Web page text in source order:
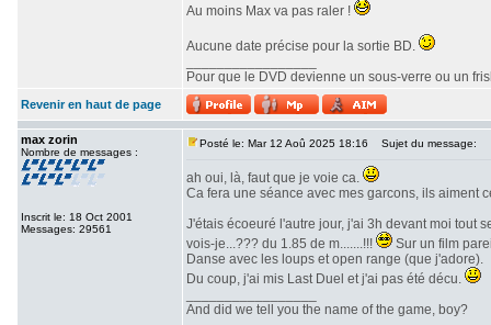
Au moins Max va pas raler !
Aucune date précise pour la sortie BD.
Pour que le DVD devienne un sous-verre ou un
Revenir en haut de page
max zorin
Nombre de messages :
Inscrit le: 18 Oct 2001
Messages: 29561
Posté le: Mar 12 Aoû 2025 18:16 Sujet du message:
ah oui, là, faut que je voie ca.
Ca fera une séance avec mes garcons, ils aiment
J'étais écoeuré l'autre jour, j'ai 3h devant moi tout
vois-je...??? du 1.85 de m.......!!!
Sur un film
Danse avec les loups et open range (que j'adore).
Du coup, j'ai mis Last Duel et j'ai pas été décu.
And did we tell you the name of the game, boy?